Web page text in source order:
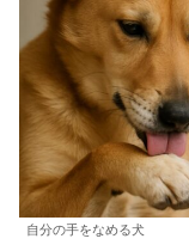
自分の手をなめる犬